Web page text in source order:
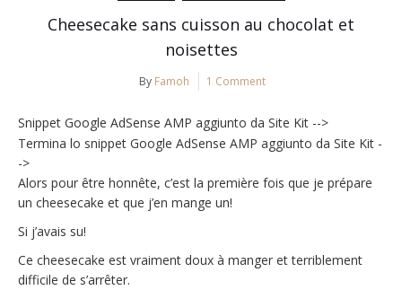
Cheesecake sans cuisson au chocolat et
noisettes
By Famoh 1 Comment
Snippet Google AdSense AMP aggiunto da Site Kit -->
Termina lo snippet Google AdSense AMP aggiunto da Site Kit -
->
Alors pour être honnête, c’est la première fois que je prépare
un cheesecake et que j’en mange un!
Si j’avais su!
Ce cheesecake est vraiment doux à manger et terriblement
difficile de s’arrêter.